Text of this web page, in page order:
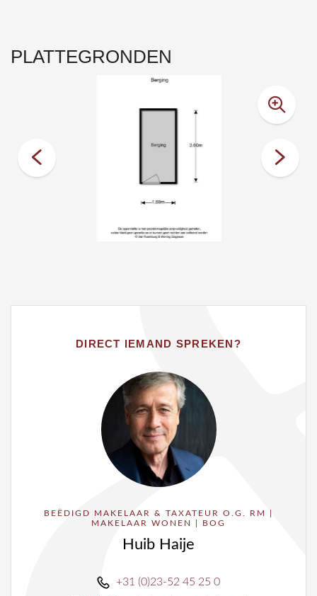
PLATTEGRONDEN
DIRECT IEMAND SPREKEN?
BEËDIGD MAKELAAR & TAXATEUR O.G. RM |
MAKELAAR WONEN | BOG
Huib Haije
+31 (0)23-52 45 25 0